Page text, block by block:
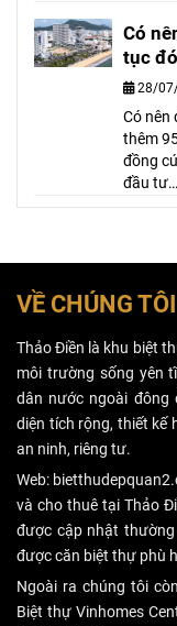
8718/
CPXD
cấp
xây
trình
trên địa
Hồ Chí
Văn
dung
Có
tục
tiền
28/
Có nên
thêm
đồng
đầu tư
lợi
là đầu
sản,
nhiều
cắt lỗ
là gồng
VỀ CHÚNG TÔI
Thảo Điền là khu biệt
môi trường sống yên
dân nước ngoài đông
diện tích rộng, thiết kế
an ninh, riêng tư.
Web:
và cho thuê tại Thảo
được cập nhật
được căn biệt thự phù
Ngoài ra chúng tôi
Biệt thự Vinhomes